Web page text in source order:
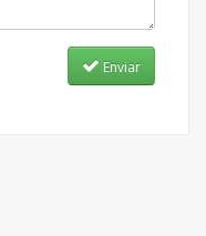
Enviar